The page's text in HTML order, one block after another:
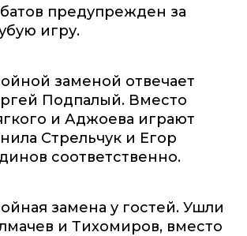
предупрежден за
игру.
заменой отвечает
Подпалый. Вместо
и Аджоева играют
Стрельчук и Егор
соответственно.
замена у гостей. Ушли
и Тихомиров, вместо